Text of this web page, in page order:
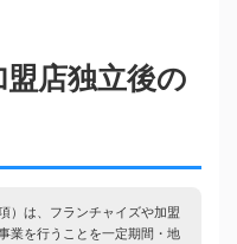
店独立後の
）は、フランチャイズや加盟
業を行うことを一定期間・地